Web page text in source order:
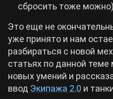
сбросить тоже
Это еще не
уже принято и нам
разбираться с новой
статьях по данной
новых умений и
ввод Экипажа 2.0 и